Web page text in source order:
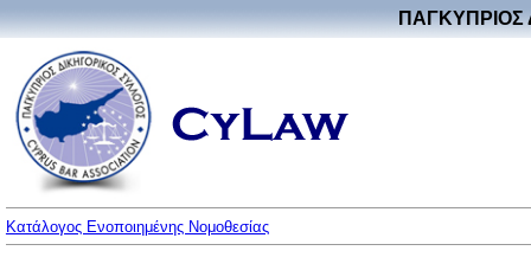
ΠΑΓΚΥΠΡΙΟΣ
Κατάλογος Ενοποιημένης Νομοθεσίας